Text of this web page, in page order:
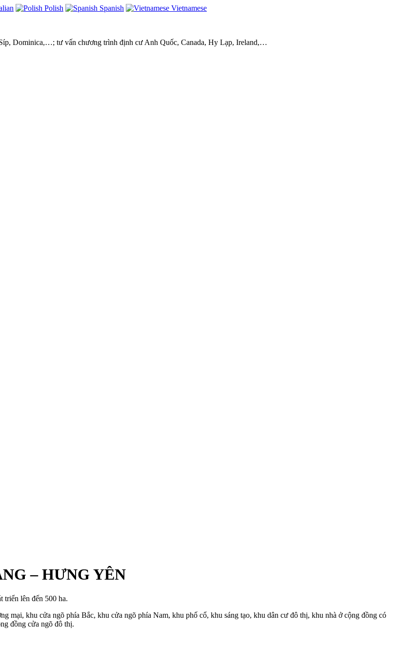
Polish Spanish Vietnamese
Dominica,…; tư vấn chương trình định cư Anh Quốc, Canada, Hy Lạp, Ireland,…
– HƯNG YÊN
triển lên đến 500 ha.
mại, khu cửa ngõ phía Bắc, khu cửa ngõ phía Nam, khu phố cổ, khu sáng tạo, khu dân cư đô thị, khu nhà ở cộng đồng có
đồng cửa ngõ đô thị.